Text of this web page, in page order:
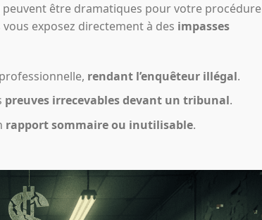
peuvent être dramatiques pour votre procédure
exposez directement à des impasses
rendant l’enquêteur illégal.
preuves irrecevables devant un tribunal.
rapport sommaire ou inutilisable.